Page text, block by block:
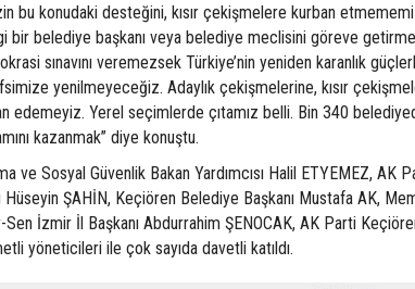
bu konudaki desteğini, kısır çekişmelere kurban
bir belediye başkanı veya belediye meclisini göreve
sınavını veremezsek Türkiye’nin yeniden karanlık
yenilmeyeceğiz. Adaylık çekişmelerine, kısır
edemeyiz. Yerel seçimlerde çıtamız belli. Bin 340
kazanmak” diye konuştu.
ve Sosyal Güvenlik Bakan Yardımcısı Halil ETYEMEZ,
ŞAHİN, Keçiören Belediye Başkanı Mustafa AK,
İzmir İl Başkanı Abdurrahim ŞENOCAK, AK Parti
yöneticileri ile çok sayıda davetli katıldı.